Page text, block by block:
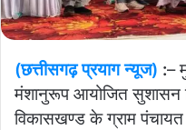
(छत्तीसगढ़ प्रयाग न्यूज) :–
मंशानुरूप आयोजित सुशासन
विकासखण्ड के ग्राम पंचायत